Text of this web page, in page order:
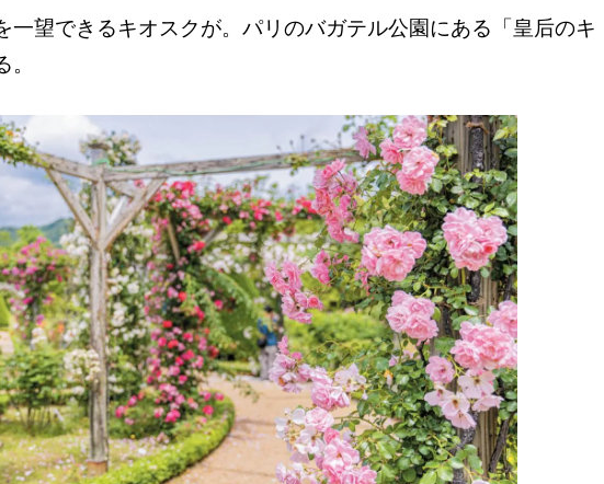
一望できるキオスクが。パリのバガテル公園にある「皇后のキ